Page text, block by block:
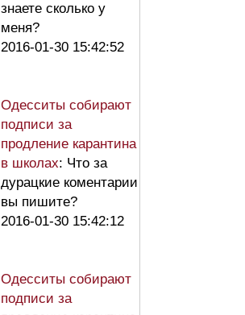
знаете сколько у
меня?
2016-01-30 15:42:52
Одесситы собирают
подписи за
продление карантина
в школах: Что за
дурацкие коментарии
вы пишите?
2016-01-30 15:42:12
Одесситы собирают
подписи за